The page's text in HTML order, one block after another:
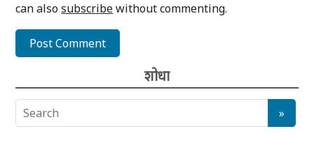
can alsosubscribewithout commenting.
शोधा